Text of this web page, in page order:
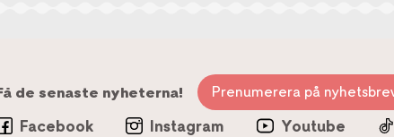
de senaste nyheterna! Prenumerera på
Facebook Instagram Youtube